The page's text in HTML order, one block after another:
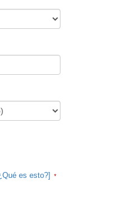
es esto?]